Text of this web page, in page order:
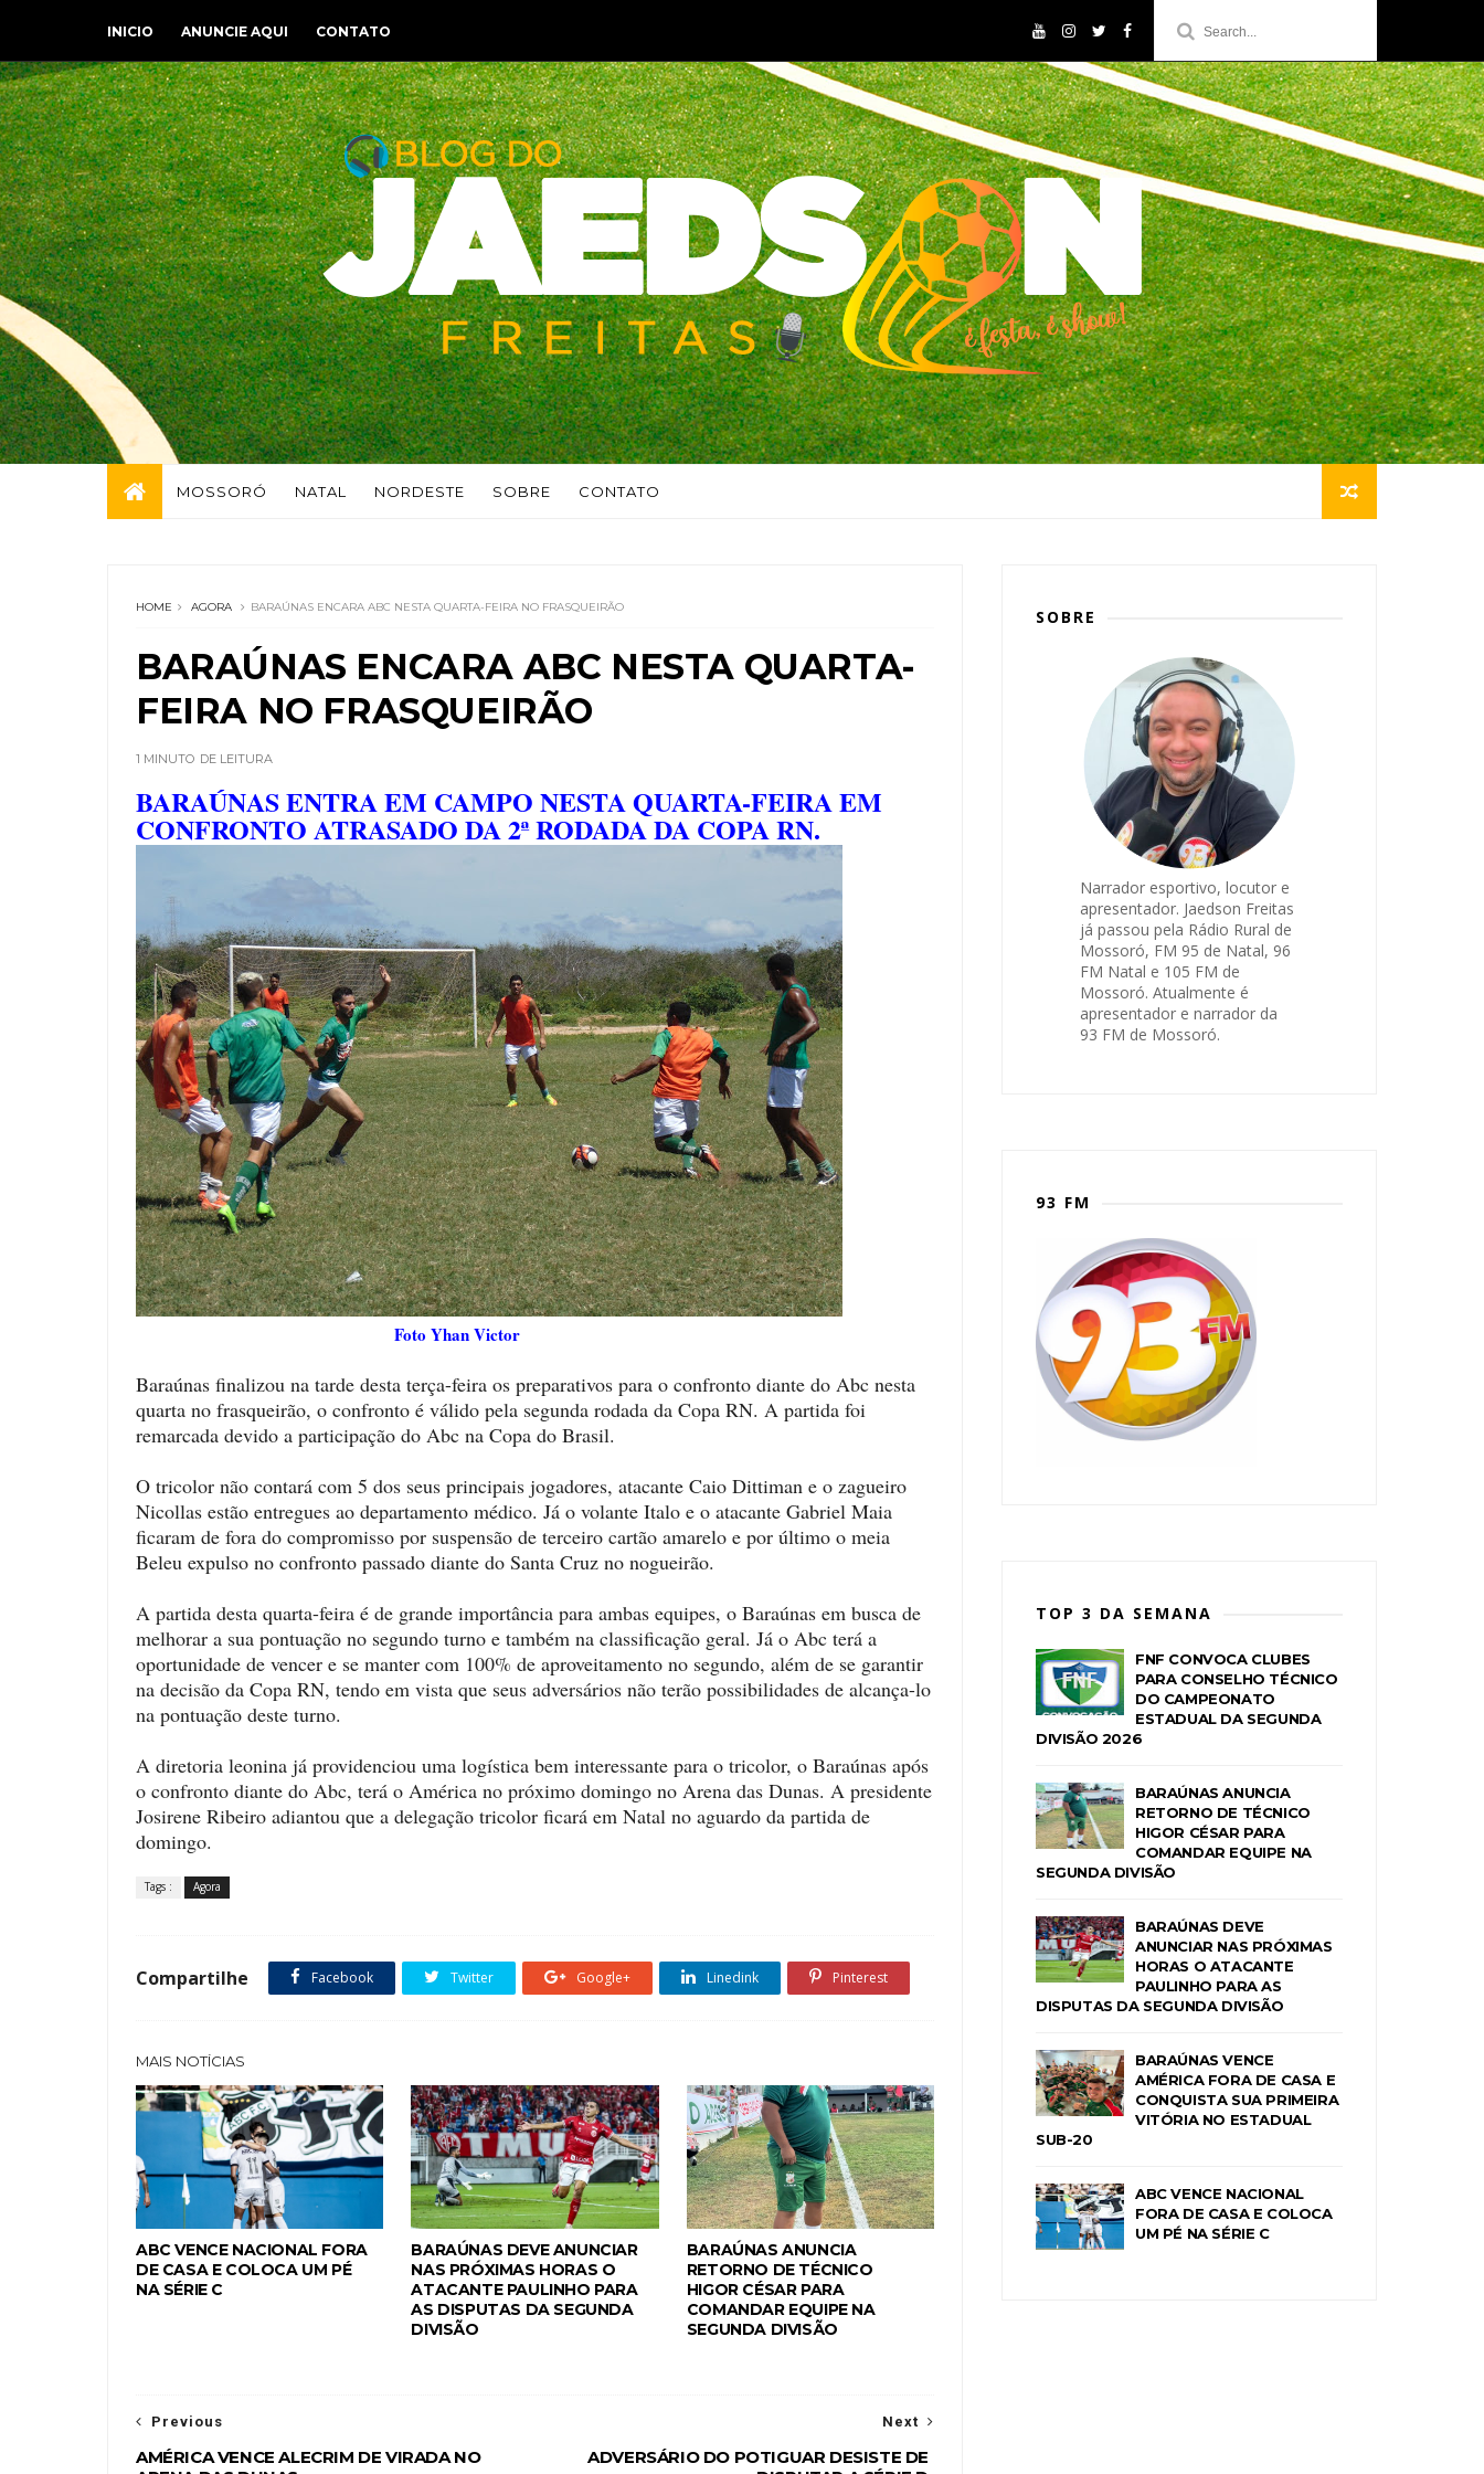
INICIO ANUNCIE AQUI CONTATO
MOSSORÓ NATAL NORDESTE SOBRE CONTATO
HOME AGORA BARAÚNAS ENCARA ABC NESTA QUARTA-FEIRA NO FRASQUEIRÃO
BARAÚNAS ENCARA ABC NESTA QUARTA-
FEIRA NO FRASQUEIRÃO
1 MINUTO DE LEITURA
BARAÚNAS ENTRA EM CAMPO NESTA QUARTA-FEIRA EM
CONFRONTO ATRASADO DA 2ª RODADA DA COPA RN.
Foto Yhan Victor
Baraúnas finalizou na tarde desta terça-feira os preparativos para o confronto diante do Abc nesta
quarta no frasqueirão, o confronto é válido pela segunda rodada da Copa RN. A partida foi
remarcada devido a participação do Abc na Copa do Brasil.
O tricolor não contará com 5 dos seus principais jogadores, atacante Caio Dittiman e o zagueiro
Nicollas estão entregues ao departamento médico. Já o volante Italo e o atacante Gabriel Maia
ficaram de fora do compromisso por suspensão de terceiro cartão amarelo e por último o meia
Beleu expulso no confronto passado diante do Santa Cruz no nogueirão.
A partida desta quarta-feira é de grande importância para ambas equipes, o Baraúnas em busca de
melhorar a sua pontuação no segundo turno e também na classificação geral. Já o Abc terá a
oportunidade de vencer e se manter com 100% de aproveitamento no segundo, além de se garantir
na decisão da Copa RN, tendo em vista que seus adversários não terão possibilidades de alcança-lo
na pontuação deste turno.
A diretoria leonina já providenciou uma logística bem interessante para o tricolor, o Baraúnas após
o confronto diante do Abc, terá o América no próximo domingo no Arena das Dunas. A presidente
Josirene Ribeiro adiantou que a delegação tricolor ficará em Natal no aguardo da partida de
domingo.
Tags : Agora
Compartilhe Facebook Twitter Google+ Linedink Pinterest
MAIS NOTÍCIAS
ABC VENCE NACIONAL FORA
DE CASA E COLOCA UM PÉ
NA SÉRIE C
BARAÚNAS DEVE ANUNCIAR
NAS PRÓXIMAS HORAS O
ATACANTE PAULINHO PARA
AS DISPUTAS DA SEGUNDA
DIVISÃO
BARAÚNAS ANUNCIA
RETORNO DE TÉCNICO
HIGOR CÉSAR PARA
COMANDAR EQUIPE NA
SEGUNDA DIVISÃO
Next
ADVERSÁRIO DO POTIGUAR DESISTE DE
Previous
AMÉRICA VENCE ALECRIM DE VIRADA NO
SOBRE
Narrador esportivo, locutor e
apresentador. Jaedson Freitas
já passou pela Rádio Rural de
Mossoró, FM 95 de Natal, 96
FM Natal e 105 FM de
Mossoró. Atualmente é
apresentador e narrador da
93 FM de Mossoró.
93 FM
TOP 3 DA SEMANA
FNF CONVOCA CLUBES
PARA CONSELHO TÉCNICO
DO CAMPEONATO
ESTADUAL DA SEGUNDA
DIVISÃO 2026
BARAÚNAS ANUNCIA
RETORNO DE TÉCNICO
HIGOR CÉSAR PARA
COMANDAR EQUIPE NA
SEGUNDA DIVISÃO
BARAÚNAS DEVE
ANUNCIAR NAS PRÓXIMAS
HORAS O ATACANTE
PAULINHO PARA AS
DISPUTAS DA SEGUNDA DIVISÃO
BARAÚNAS VENCE
AMÉRICA FORA DE CASA E
CONQUISTA SUA PRIMEIRA
VITÓRIA NO ESTADUAL
SUB-20
ABC VENCE NACIONAL
FORA DE CASA E COLOCA
UM PÉ NA SÉRIE C